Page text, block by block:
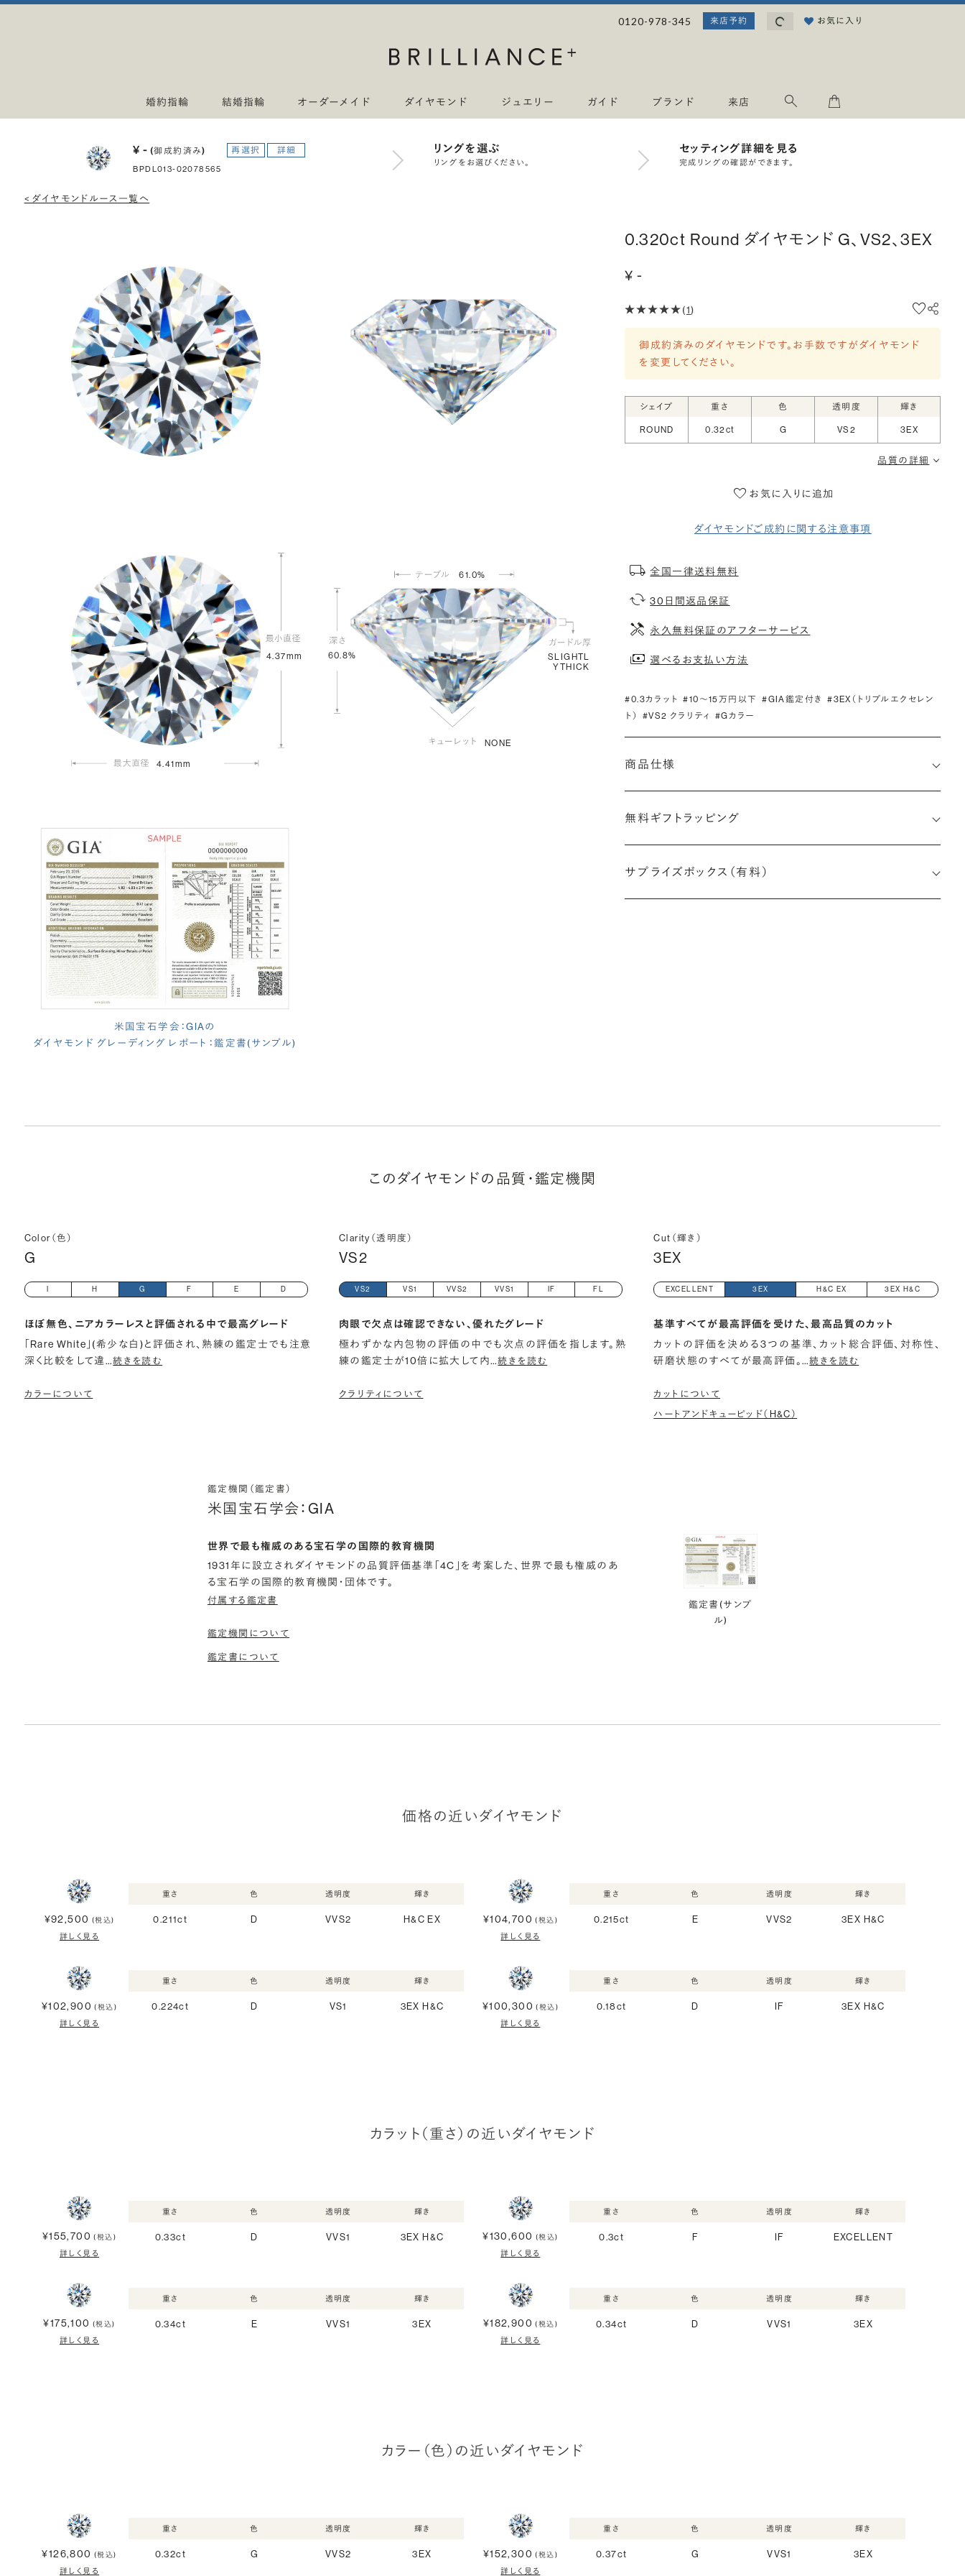
0120-978-345 来店予約 読み込み中...お気に入り
婚約指輪 結婚指輪 オーダーメイド ダイヤモンド ジュエリー ガイド ブランド 来店
¥ -(御成約済み) 再選択 詳細
BPDL013-02078565
リングを選ぶ
リングをお選びください。
セッティング詳細を見る
完成リングの確認ができます。
< ダイヤモンドルース一覧へ
4.37mm
4.41mm
60.8%
61.0%
SLIGHTL
YTHICK
NONE
米国宝石学会：GIAの
ダイヤモンド グレーディング レポート：鑑定書(サンプル)
0.320ct Round ダイヤモンド G、VS2、3EX
¥ -
(1)
御成約済みのダイヤモンドです。お手数ですがダイヤモンド
を変更してください。
シェイプ 重さ 色 透明度 輝き
ROUND 0.32ct G VS2 3EX
品質の詳細
お気に入りに追加
ダイヤモンドご成約に関する注意事項
全国一律送料無料
30日間返品保証
永久無料保証のアフターサービス
選べるお支払い方法
#0.3カラット #10〜15万円以下 #GIA鑑定付き
#3EX（トリプルエクセレン
ト）
#VS2 クラリティ #Gカラー
商品仕様
(最小直径-最大直径×深さ)
無料ギフトラッピング
サプライズボックス（有料）
このダイヤモンドの品質・鑑定機関
Color（色）
G
H G F E D
ほぼ無色、ニアカラーレスと評価される中で最高グレード
「Rare White」(希少な白)と評価され、熟練の鑑定士でも注意
深く比較をして違…続きを読む
カラーについて
Clarity（透明度）
VS2
VS2 VS1 VVS2 VVS1 IF FL
肉眼で欠点は確認できない、優れたグレード
極わずかな内包物の評価の中でも次点の評価を指します。熟
練の鑑定士が10倍に拡大して内…続きを読む
クラリティについて
Cut（輝き）
3EX
EXCELLENT 3EX H&C EX 3EX H&C
基準すべてが最高評価を受けた、最高品質のカット
カットの評価を決める3つの基準、カット総合評価、対称性、
研磨状態のすべてが最高評価。…続きを読む
カットについて
ハートアンドキューピッド（H&C）
鑑定機関（鑑定書）
米国宝石学会：GIA
世界で最も権威のある宝石学の国際的教育機関
1931年に設立されダイヤモンドの品質評価基準「4C」を考案した、世界で最も権威のあ
る宝石学の国際的教育機関・団体です。
付属する鑑定書
鑑定機関について
鑑定書について
鑑定書(サンプ
ル)
価格の近いダイヤモンド
¥92,500 (税込)
詳しく見る
重さ
0.211ct
色
D
透明度
VVS2
輝き
H&C EX ¥104,700 (税込)
詳しく見る
重さ
0.215ct
色
E
透明度
VVS2
輝き
3EX H&C
¥102,900 (税込)
詳しく見る
重さ
0.224ct
色
D
透明度
VS1
輝き
3EX H&C ¥100,300 (税込)
詳しく見る
重さ
0.18ct
色
D
透明度
IF
輝き
3EX H&C
カラット（重さ）の近いダイヤモンド
¥155,700 (税込)
詳しく見る
重さ
0.33ct
色
D
透明度
VVS1
輝き
3EX H&C ¥130,600 (税込)
詳しく見る
重さ
0.3ct
色
F
透明度
IF
輝き
EXCELLENT
¥175,100 (税込)
詳しく見る
重さ
0.34ct
色
E
透明度
VVS1
輝き
3EX ¥182,900 (税込)
詳しく見る
重さ
0.34ct
色
D
透明度
VVS1
輝き
3EX
カラー（色）の近いダイヤモンド
¥126,800 (税込)
詳しく見る
重さ
0.32ct
色
G
透明度
VVS2
輝き
3EX ¥152,300 (税込)
詳しく見る
重さ
0.37ct
色
G
透明度
VVS1
輝き
3EX